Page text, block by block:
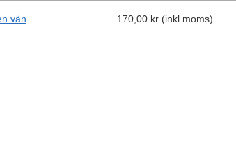
vän 170,00 kr (inkl moms)